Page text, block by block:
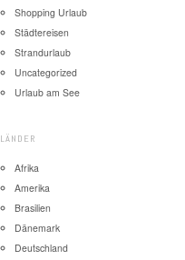
Shopping Urlaub
Städtereisen
Strandurlaub
Uncategorized
Urlaub am See
LÄNDER
Afrika
Amerika
Brasilien
Dänemark
Deutschland